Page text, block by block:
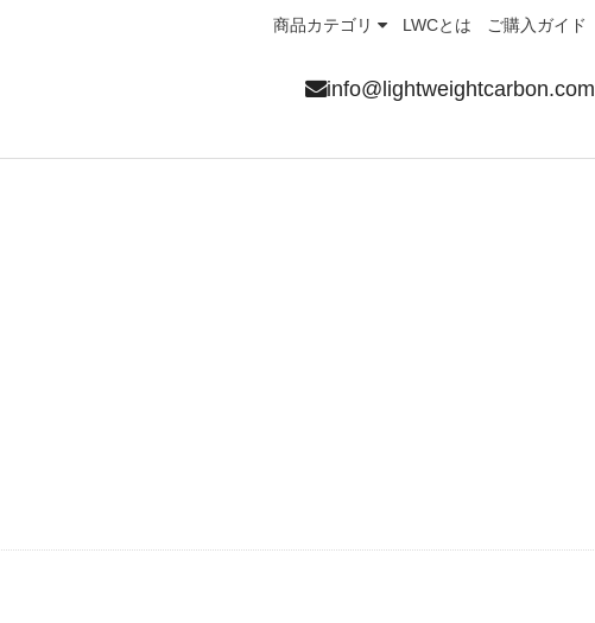
商品カテゴリ LWCとは ご購入ガイド
info@lightweightcarbon.com